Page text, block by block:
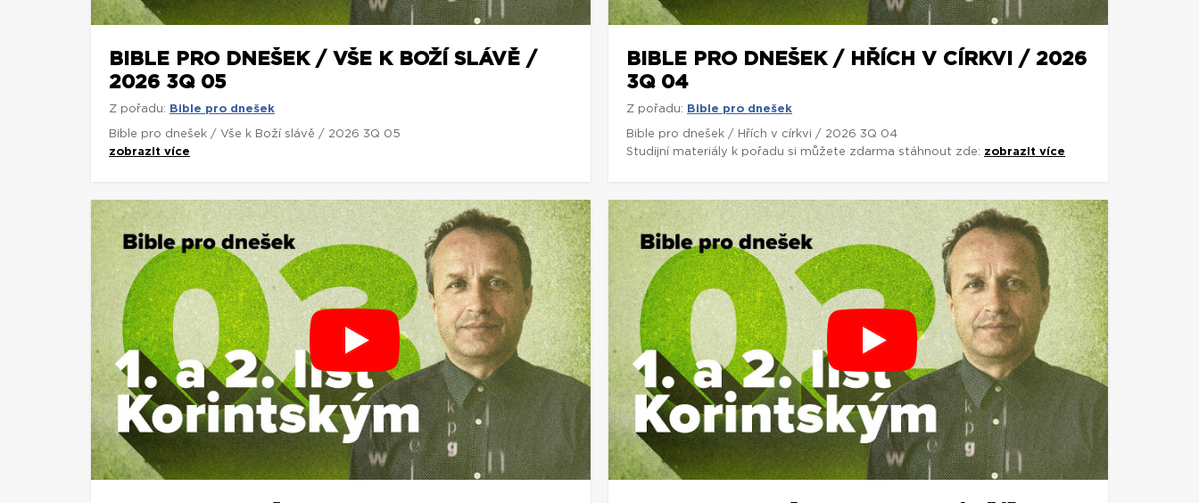
BIBLE PRO DNEŠEK / VŠE K BOŽÍ SLÁVĚ /
2026 3Q 05
Z pořadu: Bible pro dnešek
Bible pro dnešek / Vše k Boží slávě / 2026 3Q 05
zobrazit více
BIBLE PRO DNEŠEK / HŘÍCH V CÍRKVI / 2026
3Q 04
Z pořadu: Bible pro dnešek
Bible pro dnešek / Hřích v církvi / 2026 3Q 04
Studijní materiály k pořadu si můžete zdarma stáhnout zde: zobrazit více